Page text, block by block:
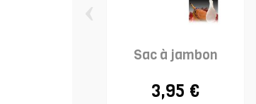
Sac à jambon
3,95 €